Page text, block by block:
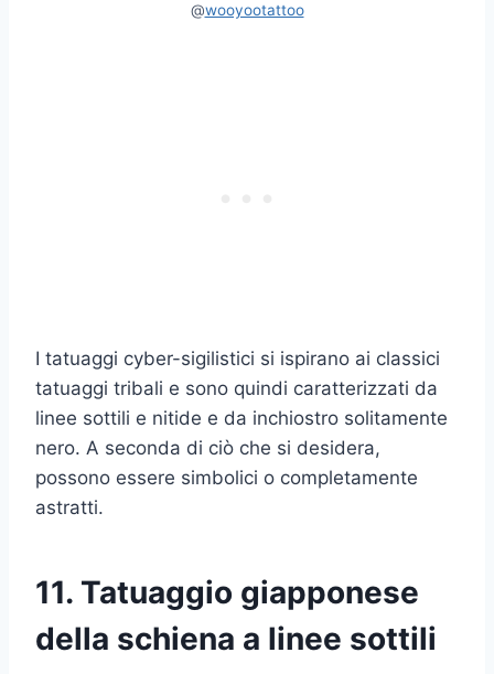
@wooyootattoo
I tatuaggi cyber-sigilistici si ispirano ai classici
tatuaggi tribali e sono quindi caratterizzati da
linee sottili e nitide e da inchiostro solitamente
nero. A seconda di ciò che si desidera,
possono essere simbolici o completamente
astratti.
11. Tatuaggio giapponese
della schiena a linee sottili